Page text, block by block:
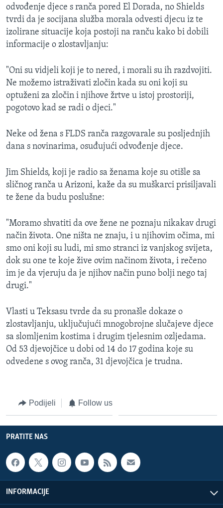
odvođenje djece s ranča pored El Dorada, no Shields
tvrdi da je socijana služba morala odvesti djecu iz te
izolirane situacije koja postoji na ranču kako bi dobili
informacije o zlostavljanju:
"Oni su vidjeli koji je to nered, i morali su ih razdvojiti.
Ne možemo istraživati zločin kada su oni koji su
optuženi za zločin i njihove žrtve u istoj prostoriji,
pogotovo kad se radi o djeci."
Neke od žena s FLDS ranča razgovarale su posljednjih
dana s novinarima, osuđujući odvođenje djece.
Jim Shields, koji je radio sa ženama koje su otišle sa
sličnog ranča u Arizoni, kaže da su muškarci prisiljavali
te žene da budu poslušne:
"Moramo shvatiti da ove žene ne poznaju nikakav drugi
način života. One ništa ne znaju, i u njihovim očima, mi
smo oni koji su ludi, mi smo stranci iz vanjskog svijeta,
dok su one te koje žive ovim načinom života, i rečeno
im je da vjeruju da je njihov način puno bolji nego taj
drugi."
Vlasti u Teksasu tvrde da su pronašle dokaze o
zlostavljanju, uključujući mnogobrojne slučajeve djece
sa slomljenim kostima i drugim tjelesnim ozljedama.
Od 53 djevojčice u dobi od 14 do 17 godina koje su
odvedene s ovog ranča, 31 djevojčica je trudna.
Podijeli Follow us
PRATITE NAS
INFORMACIJE